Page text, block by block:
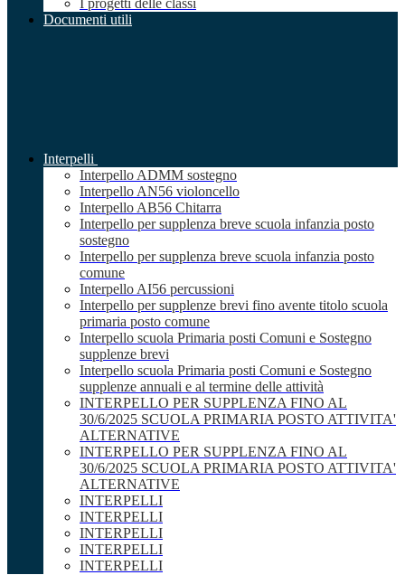
I progetti delle classi
Documenti utili
Interpelli
Interpello ADMM sostegno
Interpello AN56 violoncello
Interpello AB56 Chitarra
Interpello per supplenza breve scuola infanzia posto
sostegno
Interpello per supplenza breve scuola infanzia posto
comune
Interpello AI56 percussioni
Interpello per supplenze brevi fino avente titolo scuola
primaria posto comune
Interpello scuola Primaria posti Comuni e Sostegno
supplenze brevi
Interpello scuola Primaria posti Comuni e Sostegno
supplenze annuali e al termine delle attività
INTERPELLO PER SUPPLENZA FINO AL
30/6/2025 SCUOLA PRIMARIA POSTO ATTIVITA'
ALTERNATIVE
INTERPELLO PER SUPPLENZA FINO AL
30/6/2025 SCUOLA PRIMARIA POSTO ATTIVITA'
ALTERNATIVE
INTERPELLI
INTERPELLI
INTERPELLI
INTERPELLI
INTERPELLI